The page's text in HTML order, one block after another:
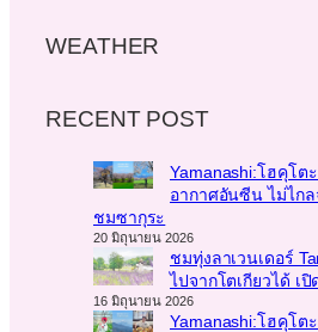
WEATHER
RECENT POST
Yamanashi:โฮคุโต
อากาศอันซีน ไม่ไกล
ชมซากุระ
20 มิถุนายน 2026
ชมทุ่งลาเวนเดอร์
ไปจากโตเกียวได้ เ
16 มิถุนายน 2026
Yamanashi:โฮคุโต